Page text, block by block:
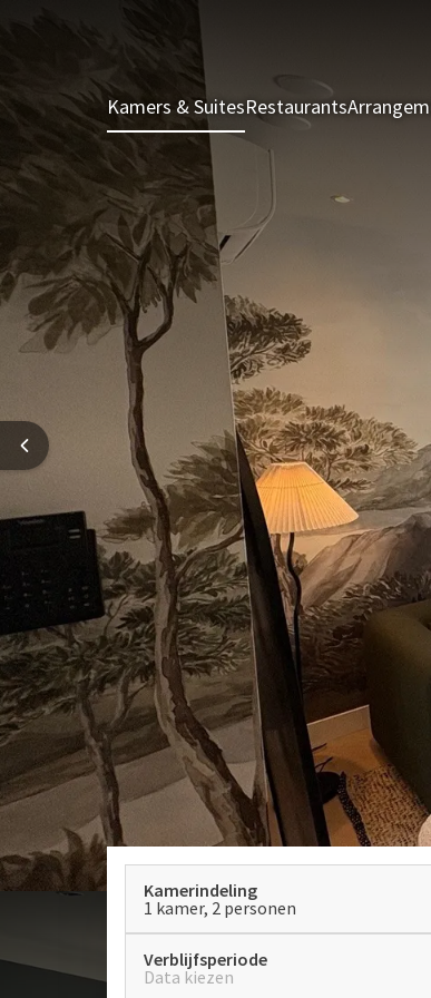
Kamers & SuitesRestaurants
Kamerindeling
1 kamer, 2 personen
Verblijfsperiode
Data kiezen